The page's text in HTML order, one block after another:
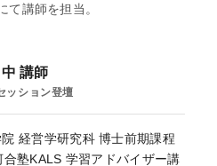
願い
て講師を担当。
中 講師
ッション登壇
経営学研究科 博士前期課程
塾KALS 学習アドバイザー講